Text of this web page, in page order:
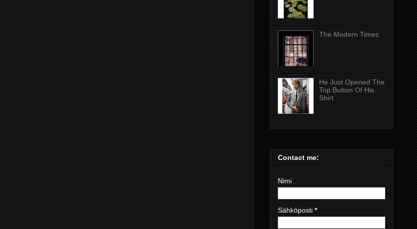
The Modern Times
He Just Opened The
Top Button Of His
Shirt
Contact me:
Nimi
Sähköposti *